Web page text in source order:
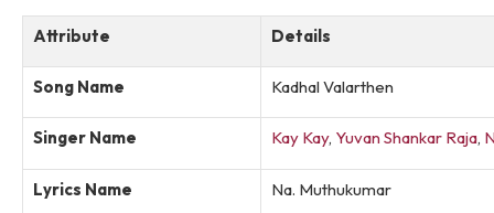
Attribute Details
Song Name Kadhal Valarthen
Singer Name Kay Kay, Yuvan Shankar Raja,
Lyrics Name Na. Muthukumar